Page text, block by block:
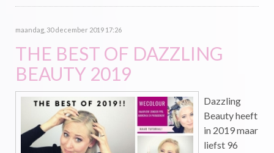
maandag, 30 december 2019 17:26
THE BEST OF DAZZLING
BEAUTY 2019
Dazzling
Beauty heeft
in 2019 maar
liefst 96